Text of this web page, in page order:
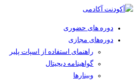
دوره های حضوری
دوره‌های مجازی
راهنمای استفاده از اسپات پلیر
گواهینامه دیجیتال
وبینار‌ها